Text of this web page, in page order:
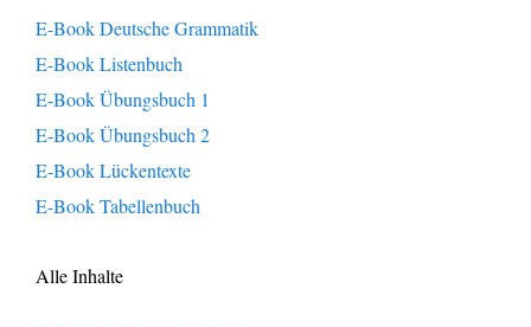
E-Book Deutsche Grammatik
E-Book Listenbuch
E-Book Übungsbuch 1
E-Book Übungsbuch 2
E-Book Lückentexte
E-Book Tabellenbuch
Alle Inhalte